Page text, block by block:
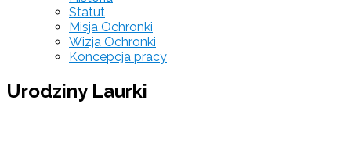
Statut
Misja Ochronki
Wizja Ochronki
Koncepcja pracy
Urodziny Laurki